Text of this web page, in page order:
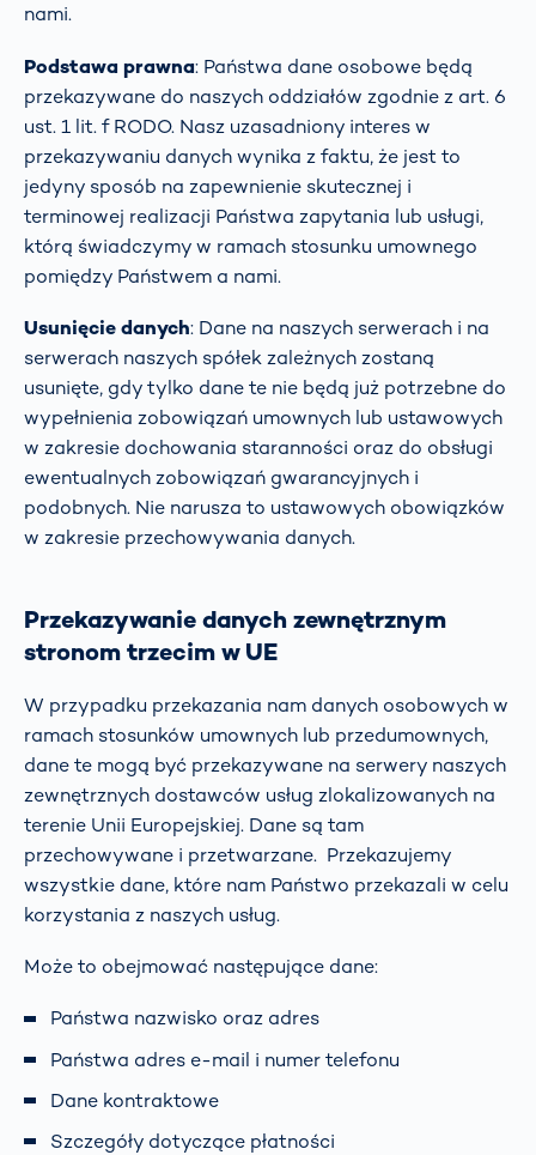
nami.
Podstawa prawna: Państwa dane osobowe będą
przekazywane do naszych oddziałów zgodnie z art. 6
ust. 1 lit. f RODO. Nasz uzasadniony interes w
przekazywaniu danych wynika z faktu, że jest to
jedyny sposób na zapewnienie skutecznej i
terminowej realizacji Państwa zapytania lub usługi,
którą świadczymy w ramach stosunku umownego
pomiędzy Państwem a nami.
Usunięcie danych: Dane na naszych serwerach i na
serwerach naszych spółek zależnych zostaną
usunięte, gdy tylko dane te nie będą już potrzebne do
wypełnienia zobowiązań umownych lub ustawowych
w zakresie dochowania staranności oraz do obsługi
ewentualnych zobowiązań gwarancyjnych i
podobnych. Nie narusza to ustawowych obowiązków
w zakresie przechowywania danych.
Przekazywanie danych zewnętrznym
stronom trzecim w UE
W przypadku przekazania nam danych osobowych w
ramach stosunków umownych lub przedumownych,
dane te mogą być przekazywane na serwery naszych
zewnętrznych dostawców usług zlokalizowanych na
terenie Unii Europejskiej. Dane są tam
przechowywane i przetwarzane. Przekazujemy
wszystkie dane, które nam Państwo przekazali w celu
korzystania z naszych usług.
Może to obejmować następujące dane:
Państwa nazwisko oraz adres
Państwa adres e-mail i numer telefonu
Dane kontraktowe
Szczegóły dotyczące płatności